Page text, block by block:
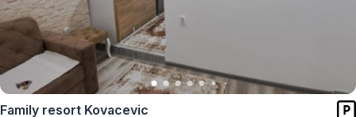
Family resort Kovacevic